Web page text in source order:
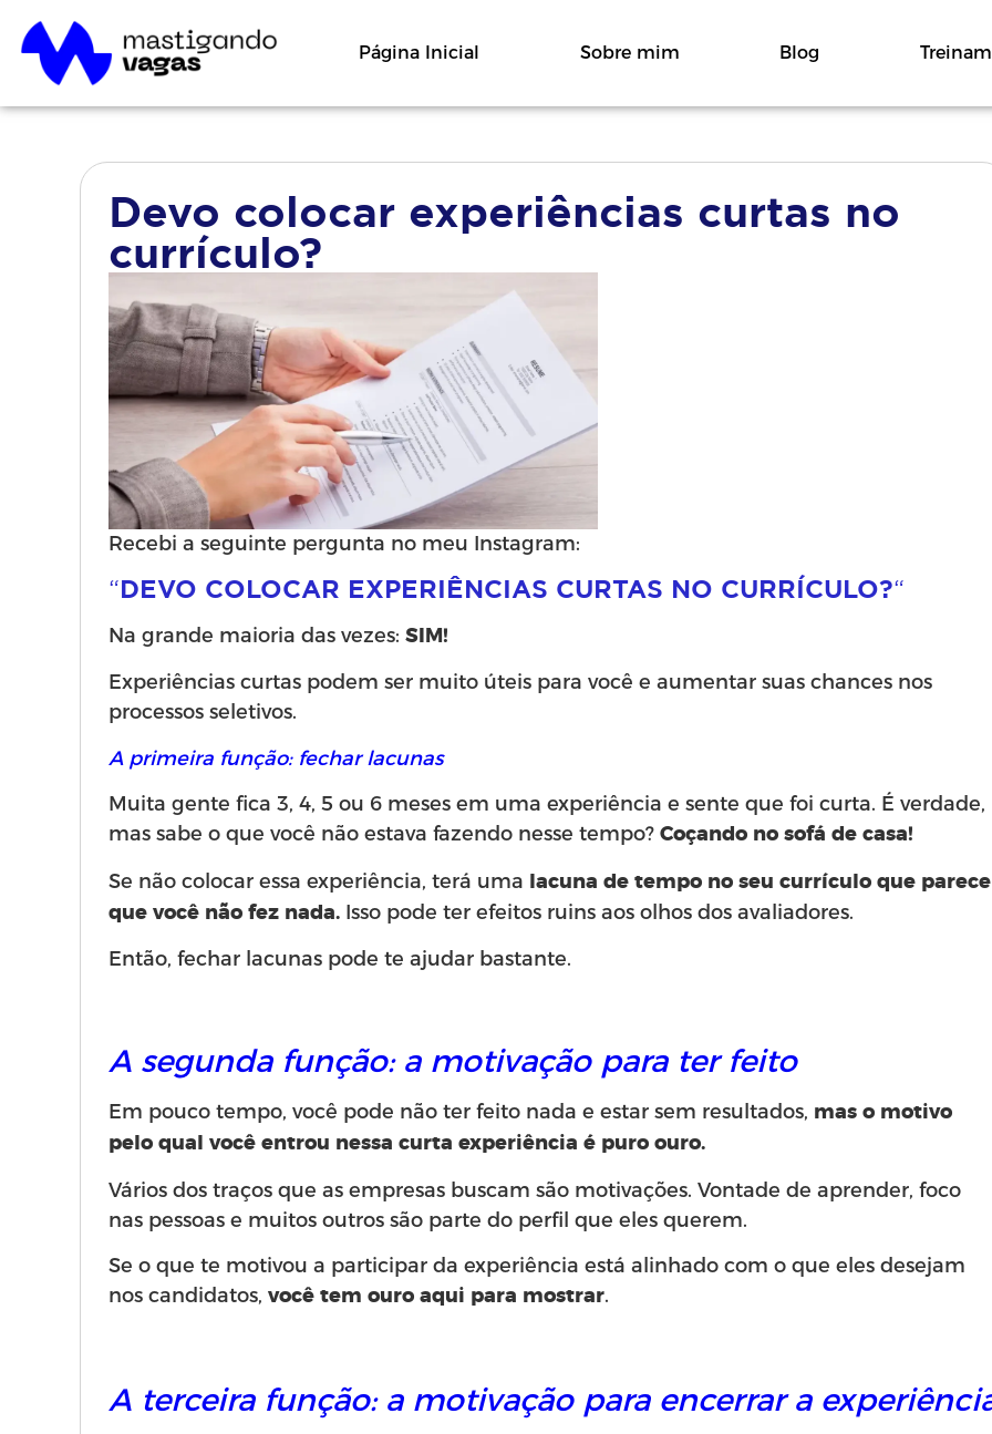
Página Inicial Sobre mim Blog
Devo colocar experiências curtas no
currículo?
Recebi a seguinte pergunta no meu Instagram:
“DEVO COLOCAR EXPERIÊNCIAS CURTAS NO CURRÍCULO?“
Na grande maioria das vezes: SIM!
Experiências curtas podem ser muito úteis para você e aumentar suas chances nos
processos seletivos.
A primeira função: fechar lacunas
Muita gente fica 3, 4, 5 ou 6 meses em uma experiência e sente que foi curta. É verdade,
mas sabe o que você não estava fazendo nesse tempo? Coçando no sofá de casa!
Se não colocar essa experiência, terá uma
lacuna de tempo no seu currículo que parece
que você não fez nada. Isso pode ter efeitos ruins aos olhos dos avaliadores.
Então, fechar lacunas pode te ajudar bastante.
A segunda função: a motivação para ter feito
Em pouco tempo, você pode não ter feito nada e estar sem resultados, mas o motivo
pelo qual você entrou nessa curta experiência é puro ouro.
Vários dos traços que as empresas buscam são motivações. Vontade de aprender, foco
nas pessoas e muitos outros são parte do perfil que eles querem.
Se o que te motivou a participar da experiência está alinhado com o que eles desejam
nos candidatos, você tem ouro aqui para mostrar.
A terceira função: a motivação para encerrar a